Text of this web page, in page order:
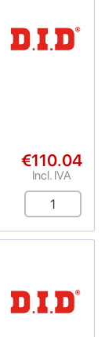
€110.04
Incl. IVA